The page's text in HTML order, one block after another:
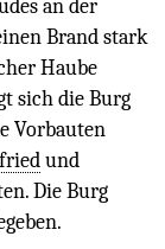
an der
Brand stark
Haube
sich die Burg
Vorbauten
und
Die Burg